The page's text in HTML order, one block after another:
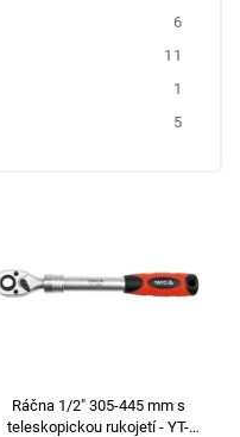
6
11
1
5
Ráčna 1/2" 305-445 mm s
teleskopickou rukojetí - YT-